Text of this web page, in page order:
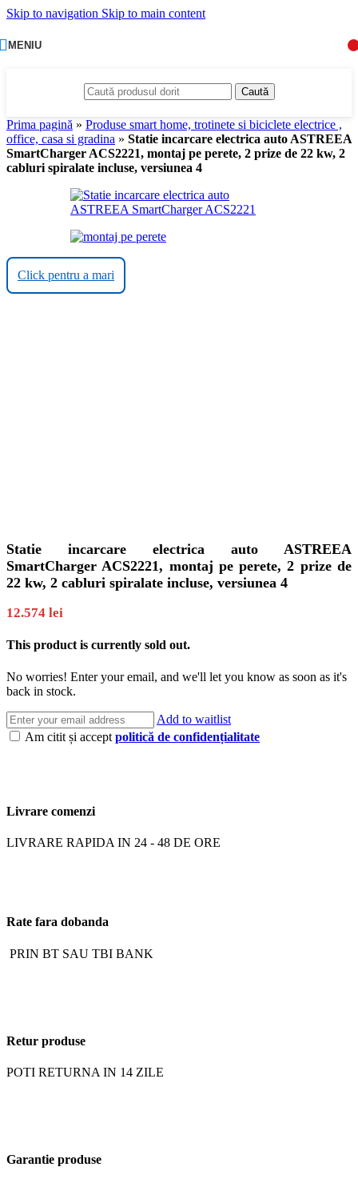
Skip to navigation Skip to main content
MENIU
Caută
Prima pagină » Produse smart home, trotinete si biciclete electrice ,
office, casa si gradina » Statie incarcare electrica auto ASTREEA
SmartCharger ACS2221, montaj pe perete, 2 prize de 22 kw, 2
cabluri spiralate incluse, versiunea 4
Click pentru a mari
Statie incarcare electrica auto ASTREEA
SmartCharger ACS2221, montaj pe perete, 2 prize de
22 kw, 2 cabluri spiralate incluse, versiunea 4
12.574 lei
This product is currently sold out.
No worries! Enter your email, and we'll let you know as soon as it's
back in stock.
Add to waitlist
Am citit și accept politică de confidențialitate
Livrare comenzi
LIVRARE RAPIDA IN 24 - 48 DE ORE
Rate fara dobanda
PRIN BT SAU TBI BANK
Retur produse
POTI RETURNA IN 14 ZILE
Garantie produse